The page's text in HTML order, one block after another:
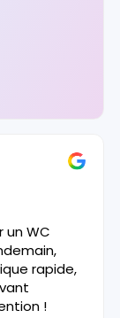
WC
rapide,
!